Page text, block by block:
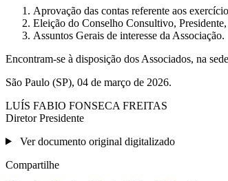
Aprovação das contas referente aos
Eleição do Conselho Consultivo,
Assuntos Gerais de interesse da Associação.
Encontram-se à disposição dos Associados, na
São Paulo (SP), 04 de março de 2026.
LUÍS FABIO FONSECA FREITAS
Diretor Presidente
Ver documento original digitalizado
Compartilhe